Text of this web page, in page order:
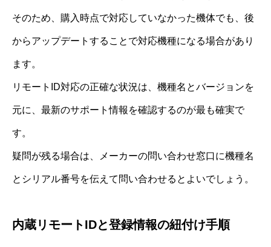
そのため、購入時点で対応していなかった機体でも、後
からアップデートすることで対応機種になる場合があり
ます。
リモートID対応の正確な状況は、機種名とバージョンを
元に、最新のサポート情報を確認するのが最も確実で
す。
疑問が残る場合は、メーカーの問い合わせ窓口に機種名
とシリアル番号を伝えて問い合わせるとよいでしょう。
内蔵リモートIDと登録情報の紐付け手順